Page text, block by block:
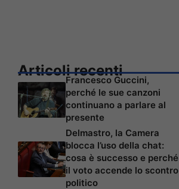
Articoli recenti
Francesco Guccini,
perché le sue canzoni
continuano a parlare al
presente
Delmastro, la Camera
blocca l’uso della chat:
cosa è successo e perché
il voto accende lo scontro
politico